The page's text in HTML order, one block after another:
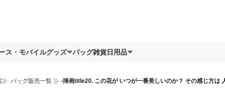
ス・モバイルグッズ バッグ雑貨日用品
バッグ販売一覧 -挿画title20. この花が いつが一番美しいのか？ その感じ方は